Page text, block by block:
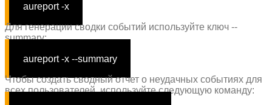
aureport -x
Для генерации сводки событий используйте ключ --
summary:
aureport -x --summary
Чтобы создать сводный отчет о неудачных событиях для
всех пользователей, используйте следующую команду: